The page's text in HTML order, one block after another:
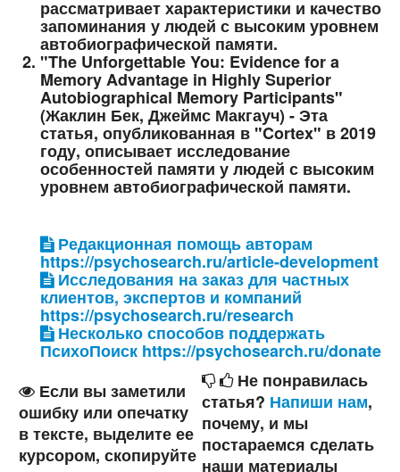
рассматривает характеристики и качество
запоминания у людей с высоким уровнем
автобиографической памяти.
"The Unforgettable You: Evidence for a
Memory Advantage in Highly Superior
Autobiographical Memory Participants"
(Жаклин Бек, Джеймс Макгауч) - Эта
статья, опубликованная в "Cortex" в 2019
году, описывает исследование
особенностей памяти у людей с высоким
уровнем автобиографической памяти.
Редакционная помощь авторам
https://psychosearch.ru/article-development
Исследования на заказ для частных
клиентов, экспертов и компаний
https://psychosearch.ru/research
Несколько способов поддержать
ПсихоПоиск https://psychosearch.ru/donate
Если вы заметили
ошибку или опечатку
в тексте, выделите ее
курсором, скопируйте
Не понравилась
статья? Напиши нам,
почему, и мы
постараемся сделать
наши материалы